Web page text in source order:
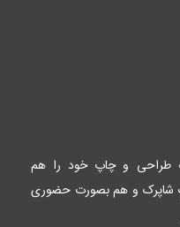
طراحی و چاپ خود را هم
شاپرک و هم بصورت حضوری